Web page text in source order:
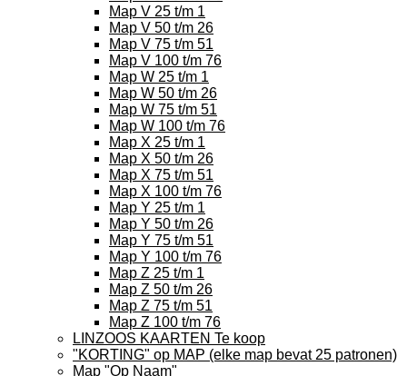
Map V 25 t/m 1
Map V 50 t/m 26
Map V 75 t/m 51
Map V 100 t/m 76
Map W 25 t/m 1
Map W 50 t/m 26
Map W 75 t/m 51
Map W 100 t/m 76
Map X 25 t/m 1
Map X 50 t/m 26
Map X 75 t/m 51
Map X 100 t/m 76
Map Y 25 t/m 1
Map Y 50 t/m 26
Map Y 75 t/m 51
Map Y 100 t/m 76
Map Z 25 t/m 1
Map Z 50 t/m 26
Map Z 75 t/m 51
Map Z 100 t/m 76
LINZOOS KAARTEN Te koop
"KORTING" op MAP (elke map bevat 25 patronen)
Map "Op Naam"